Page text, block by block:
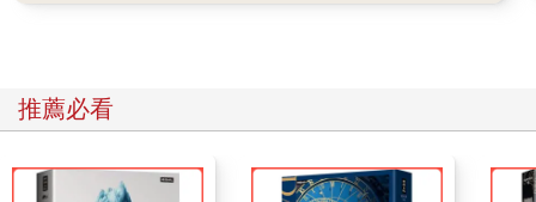
同。
法蘭茲・高爾（Franz Joseph Gall）出生於德國一個羅馬天主教
家庭。他本來想成為神職人員，但正如波蘭醫學史家艾克納希特
（Erwin Ackerknecht）後來所寫的那樣，高爾最有興趣的其實是
「科學、園藝和女人」。
推薦必看